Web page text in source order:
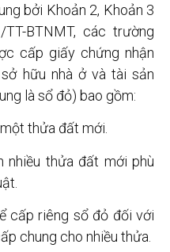
bởi Khoản 2, Khoản 3
BTNMT, các trường
cấp giấy chứng nhận
hữu nhà ở và tài sản
là sổ đỏ) bao gồm:
thửa đất mới.
nhiều thửa đất mới phù
cấp riêng sổ đỏ đối với
chung cho nhiều thửa.